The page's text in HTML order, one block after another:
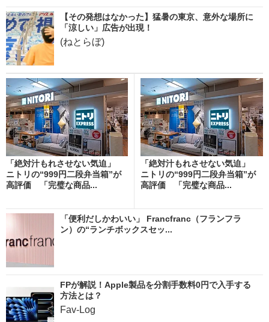
【その発想はなかった】猛暑の東京、意外な場所に
「涼しい」広告が出現！
(ねとらぼ)
「絶対汁もれさせない気迫」
ニトリの“999円二段弁当箱”が
高評価 「完璧な商品...
「絶対汁もれさせない気迫」
ニトリの“999円二段弁当箱”が
高評価 「完璧な商品...
「便利だしかわいい」 Francfranc（フランフラ
ン）の“ランチボックスセッ...
FPが解説！Apple製品を分割手数料0円で入手する
方法とは？
Fav-Log